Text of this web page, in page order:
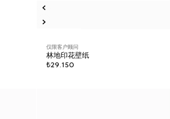
仅限客户顾问
林地印花壁纸
₺29.150